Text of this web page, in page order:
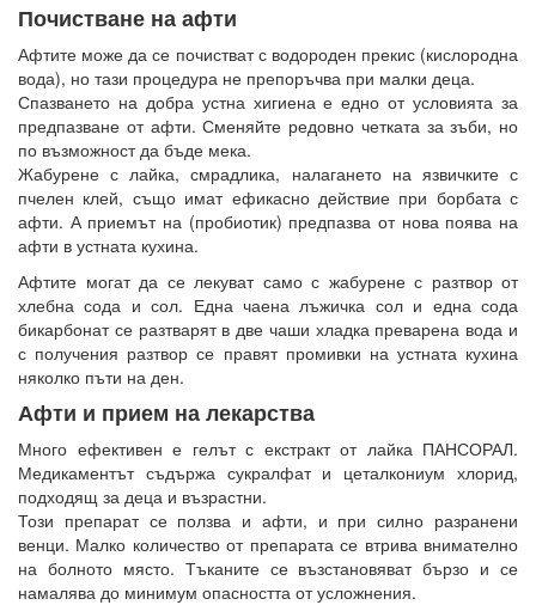
Почистване на афти
Афтите може да се почистват с водороден прекис (кислородна
вода), но тази процедура не препоръчва при малки деца.
Спазването на добра устна хигиена е едно от условията за
предпазване от афти. Сменяйте редовно четката за зъби, но
по възможност да бъде мека.
Жабурене с лайка, смрадлика, налагането на язвичките с
пчелен клей, също имат ефикасно действие при борбата с
афти. А приемът на (пробиотик) предпазва от нова поява на
афти в устната кухина.
Афтите могат да се лекуват само с жабурене с разтвор от
хлебна сода и сол. Една чаена лъжичка сол и една сода
бикарбонат се разтварят в две чаши хладка преварена вода и
с получения разтвор се правят промивки на устната кухина
няколко пъти на ден.
Афти и прием на лекарства
Много ефективен е гелът с екстракт от лайка ПАНСОРАЛ.
Медикаментът съдържа сукралфат и цеталкониум хлорид,
подходящ за деца и възрастни.
Този препарат се ползва и афти, и при силно разранени
венци. Малко количество от препарата се втрива внимателно
на болното място. Тъканите се възстановяват бързо и се
намалява до минимум опасността от усложнения.